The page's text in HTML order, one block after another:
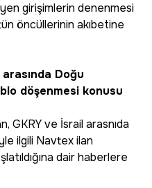
girişimlerin denenmesi
öncüllerinin akıbetine
Doğu
döşenmesi konusu
GKRY ve İsrail arasnıda
ilgili Navtex ilan
dair haberlere